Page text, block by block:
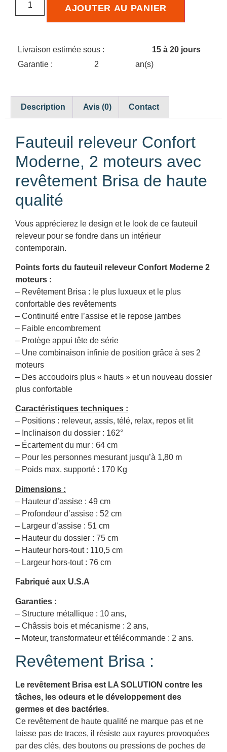
AJOUTER AU PANIER
Livraison estimée sous :
15 à 20 jours
Garantie :
2 an(s)
Description Avis (0) Contact
Fauteuil releveur Confort
Moderne, 2 moteurs avec
revêtement Brisa de haute
qualité
Vous apprécierez le design et le look de ce fauteuil
releveur pour se fondre dans un intérieur
contemporain.
Points forts du fauteuil releveur Confort Moderne 2
moteurs :
– Revêtement Brisa : le plus luxueux et le plus
confortable des revêtements
– Continuité entre l’assise et le repose jambes
– Faible encombrement
– Protège appui tête de série
– Une combinaison infinie de position grâce à ses 2
moteurs
– Des accoudoirs plus « hauts » et un nouveau dossier
plus confortable
Caractéristiques techniques :
– Positions : releveur, assis, télé, relax, repos et lit
– Inclinaison du dossier : 162°
– Écartement du mur : 64 cm
– Pour les personnes mesurant jusqu’à 1,80 m
– Poids max. supporté : 170 Kg
Dimensions :
– Hauteur d’assise : 49 cm
– Profondeur d’assise : 52 cm
– Largeur d’assise : 51 cm
– Hauteur du dossier : 75 cm
– Hauteur hors-tout : 110,5 cm
– Largeur hors-tout : 76 cm
Fabriqué aux U.S.A
Garanties :
– Structure métallique : 10 ans,
– Châssis bois et mécanisme : 2 ans,
– Moteur, transformateur et télécommande : 2 ans.
Revêtement Brisa :
Le revêtement Brisa est LA SOLUTION contre les
tâches, les odeurs et le développement des
germes et des bactéries.
Ce revêtement de haute qualité ne marque pas et ne
laisse pas de traces, il résiste aux rayures provoquées
par des clés, des boutons ou pressions de poches de